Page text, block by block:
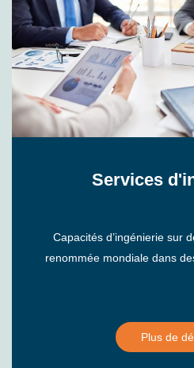
Services
Capacités d’ingénierie sur
renommée mondiale dans
Plus de